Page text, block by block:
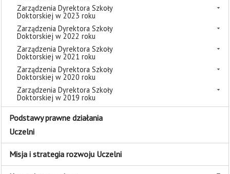
Zarządzenia Dyrektora Szkoły
Doktorskiej w 2023 roku
Zarządzenia Dyrektora Szkoły
Doktorskiej w 2022 roku
Zarządzenia Dyrektora Szkoły
Doktorskiej w 2021 roku
Zarządzenia Dyrektora Szkoły
Doktorskiej w 2020 roku
Zarządzenia Dyrektora Szkoły
Doktorskiej w 2019 roku
Podstawy prawne działania
Uczelni
Misja i strategia rozwoju Uczelni